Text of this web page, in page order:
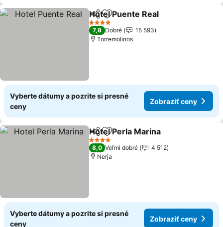
ZdieľaťPridať do obľúbených
Hotel Puente Real
4 Počet hviezdičiek
7,8 Dobré
15 593
Torremolinos
Vyberte dátumy a pozrite si presné
ceny
Zobraziť ceny
ZdieľaťPridať do obľúbených
Hotel Perla Marina
4 Počet hviezdičiek
8,0 Veľmi dobré
4 512
Nerja
Vyberte dátumy a pozrite si presné
ceny
Zobraziť ceny